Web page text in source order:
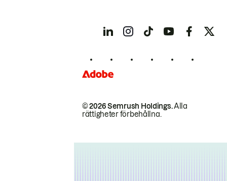
© 2026 Semrush Holdings.Alla
rättigheter förbehållna.